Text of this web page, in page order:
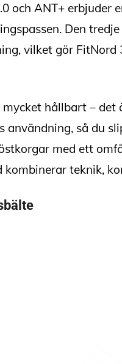
och ANT+
Den
vilket gör
hållbart –
användning, så du
med ett
kombinerar teknik,